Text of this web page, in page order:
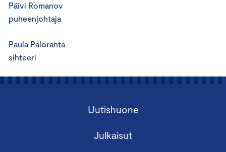
Päivi Romanov
puheenjohtaja
Paula Paloranta
sihteeri
Uutishuone
Julkaisut